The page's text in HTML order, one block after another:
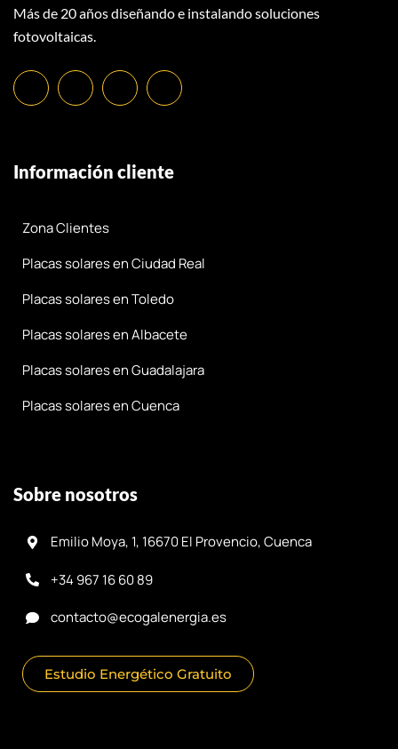
Más de 20 años diseñando e instalando soluciones
fotovoltaicas.
Información cliente
Zona Clientes
Placas solares en Ciudad Real
Placas solares en Toledo
Placas solares en Albacete
Placas solares en Guadalajara
Placas solares en Cuenca
Sobre nosotros
Emilio Moya, 1, 16670 El Provencio, Cuenca
+34 967 16 60 89
contacto@ecogalenergia.es
Estudio Energético Gratuito